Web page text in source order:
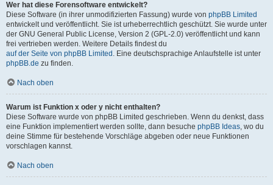
Wer hat diese Forensoftware entwickelt?
Diese Software (in ihrer unmodifizierten Fassung) wurde von phpBB Limited
entwickelt und veröffentlicht. Sie ist urheberrechtlich geschützt. Sie wurde unter
der GNU General Public License, Version 2 (GPL-2.0) veröffentlicht und kann
frei vertrieben werden. Weitere Details findest du
auf der Seite von phpBB Limited . Eine deutschsprachige Anlaufstelle ist unter
phpBB.de zu finden.
Nach oben
Warum ist Funktion x oder y nicht enthalten?
Diese Software wurde von phpBB Limited geschrieben. Wenn du denkst, dass
eine Funktion implementiert werden sollte, dann besuche phpBB Ideas, wo du
deine Stimme für bestehende Vorschläge abgeben oder neue Funktionen
vorschlagen kannst.
Nach oben